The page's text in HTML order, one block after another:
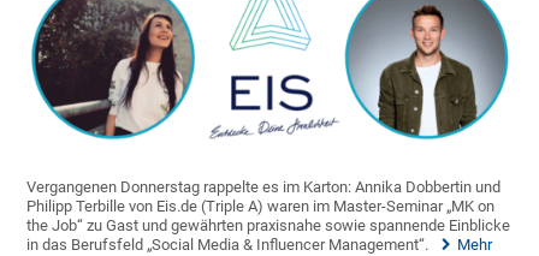
Vergangenen Donnerstag rappelte es im Karton: Annika Dobbertin und
Philipp Terbille von Eis.de (Triple A) waren im Master-Seminar „MK on
the Job“ zu Gast und gewährten praxisnahe sowie spannende Einblicke
in das Berufsfeld „Social Media & Influencer Management“.
Mehr